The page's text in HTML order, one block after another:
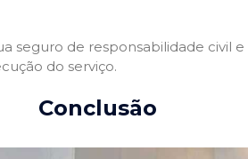
seguro de responsabilidade civil
do serviço.
Conclusão